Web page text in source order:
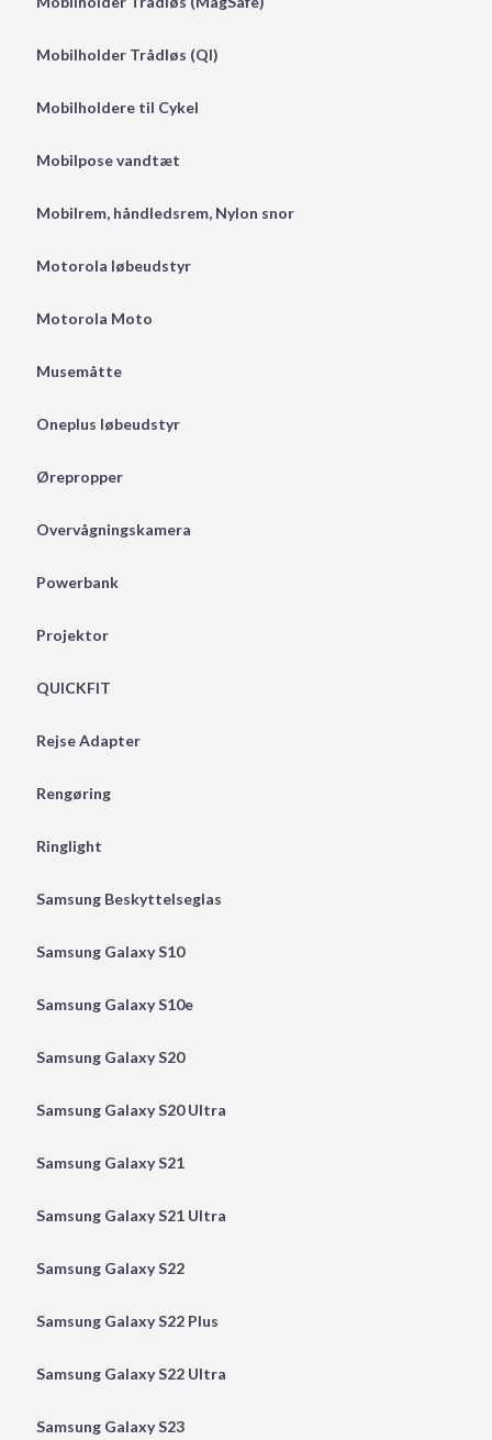
Mobilholder Trådløs (QI)
Mobilholdere til Cykel
Mobilpose vandtæt
Mobilrem, håndledsrem, Nylon snor
Motorola løbeudstyr
Motorola Moto
Musemåtte
Oneplus løbeudstyr
Ørepropper
Overvågningskamera
Powerbank
Projektor
QUICKFIT
Rejse Adapter
Rengøring
Ringlight
Samsung Beskyttelseglas
Samsung Galaxy S10
Samsung Galaxy S10e
Samsung Galaxy S20
Samsung Galaxy S20 Ultra
Samsung Galaxy S21
Samsung Galaxy S21 Ultra
Samsung Galaxy S22
Samsung Galaxy S22 Plus
Samsung Galaxy S22 Ultra
Samsung Galaxy S23